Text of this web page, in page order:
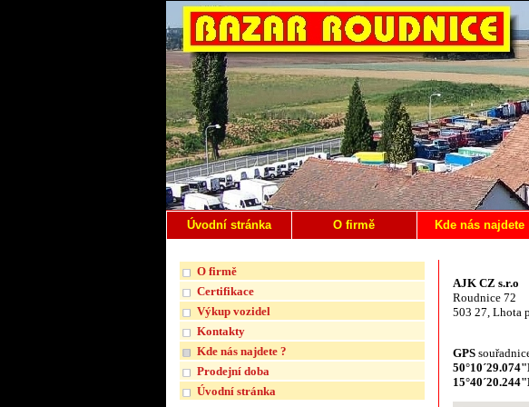
Úvodní stránka O firmě Kde nás najdete
O firmě
Certifikace
Výkup vozidel
Kontakty
Kde nás najdete ?
Prodejní doba
Úvodní stránka
AJK CZ s.r.o
Roudnice 72
503 27, Lhota
GPS